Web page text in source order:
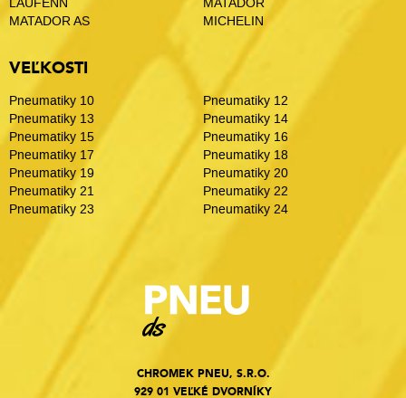
MATADOR AS
MICHELIN
VEĽKOSTI
Pneumatiky 10
Pneumatiky 12
Pneumatiky 13
Pneumatiky 14
Pneumatiky 15
Pneumatiky 16
Pneumatiky 17
Pneumatiky 18
Pneumatiky 19
Pneumatiky 20
Pneumatiky 21
Pneumatiky 22
Pneumatiky 23
Pneumatiky 24
CHROMEK PNEU, S.R.O.
929 01 VEĽKÉ DVORNÍKY